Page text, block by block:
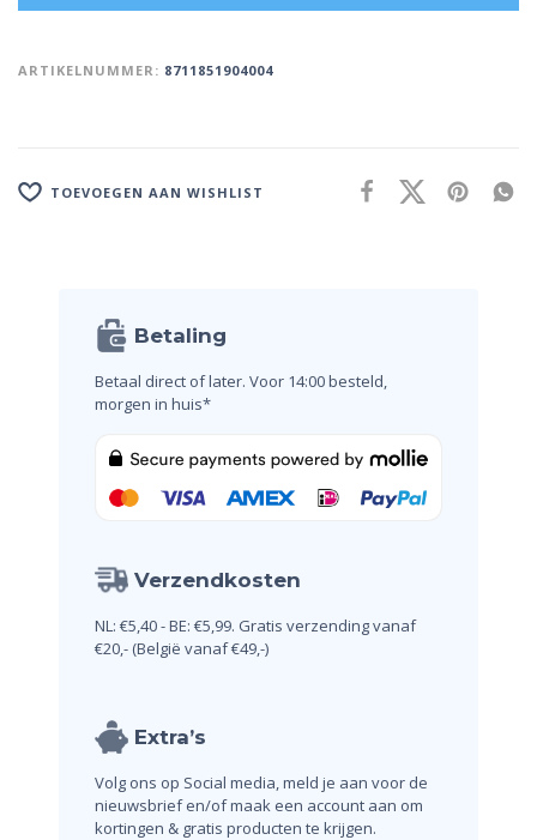
ARTIKELNUMMER: 8711851904004
TOEVOEGEN AAN WISHLIST
Betaling
Betaal direct of later. Voor 14:00 besteld,
morgen in huis*
Verzendkosten
NL: €5,40 - BE: €5,99. Gratis verzending vanaf
€20,- (België vanaf €49,-)
Extra’s
Volg ons op Social media, meld je aan voor de
nieuwsbrief en/of maak een account aan om
kortingen & gratis producten te krijgen.